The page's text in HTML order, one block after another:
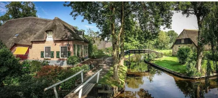
anche con un video. Ho quindi montato i filmati registrati tra
Bagno Vignoni con la vasca termale medievale, la deliziosa [']